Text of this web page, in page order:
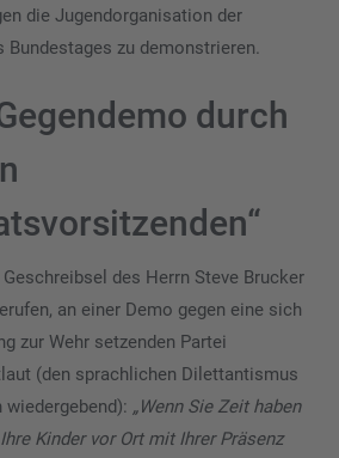
die Jugendorganisation der
zu demonstrieren.
durch
des Herrn Steve Brucker
an einer Demo gegen eine sich
zur Wehr setzenden Partei
(den sprachlichen Dilettantismus
„Wenn Sie Zeit haben
Kinder vor Ort mit Ihrer Präsenz